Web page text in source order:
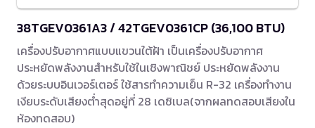
38TGEV0361A3 / 42TGEV0361CP (36,100 BTU)
เครื่องปรับอากาศแบบแขวนใต้ฝ้า เป็นเครื่องปรับอากาศ
ประหยัดพลังงานสำหรับใช้ในเชิงพาณิชย์ ประหยัดพลังงาน
ด้วยระบบอินเวอร์เตอร์ ใช้สารทำความเย็น R-32 เครื่องทำงาน
เงียบระดับเสียงต่ำสุดอยู่ที่ 28 เดซิเบล(จากผลทดสอบเสียงใน
ห้องทดสอบ)